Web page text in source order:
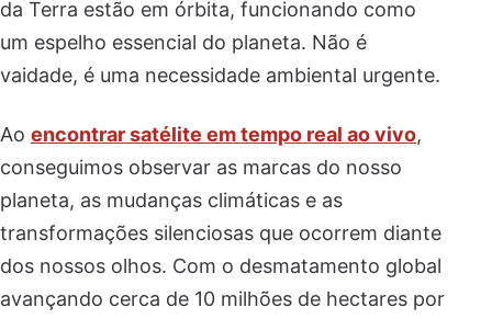
da Terra estão em órbita, funcionando como
um espelho essencial do planeta. Não é
vaidade, é uma necessidade ambiental urgente.
Ao encontrar satélite em tempo real ao vivo,
conseguimos observar as marcas do nosso
planeta, as mudanças climáticas e as
transformações silenciosas que ocorrem diante
dos nossos olhos. Com o desmatamento global
avançando cerca de 10 milhões de hectares por